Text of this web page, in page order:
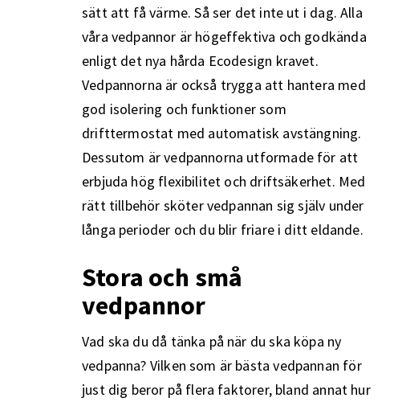
sätt att få värme. Så ser det inte ut i dag. Alla
våra vedpannor är högeffektiva och godkända
enligt det nya hårda Ecodesign kravet.
Vedpannorna är också trygga att hantera med
god isolering och funktioner som
drifttermostat med automatisk avstängning.
Dessutom är vedpannorna utformade för att
erbjuda hög flexibilitet och driftsäkerhet. Med
rätt tillbehör sköter vedpannan sig själv under
långa perioder och du blir friare i ditt eldande.
Stora och små
vedpannor
Vad ska du då tänka på när du ska köpa ny
vedpanna? Vilken som är bästa vedpannan för
just dig beror på flera faktorer, bland annat hur